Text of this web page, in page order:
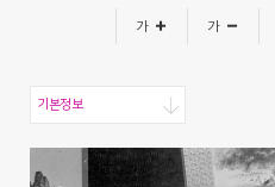
기본정보